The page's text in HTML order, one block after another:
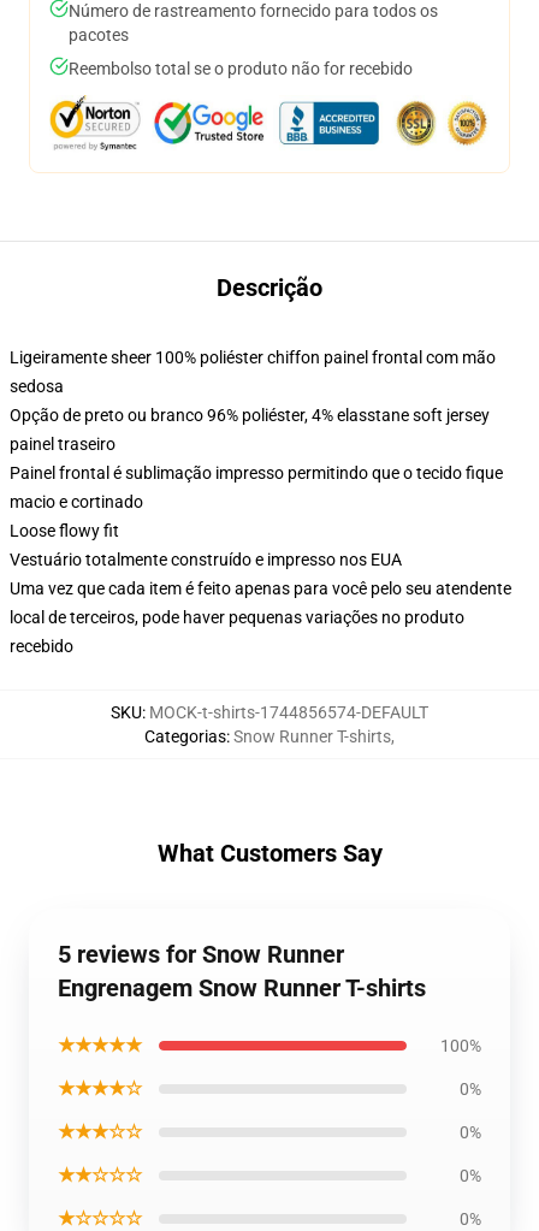
Número de rastreamento fornecido para todos os
pacotes
Reembolso total se o produto não for recebido
Descrição
Ligeiramente sheer 100% poliéster chiffon painel frontal com mão
sedosa
Opção de preto ou branco 96% poliéster, 4% elasstane soft jersey
painel traseiro
Painel frontal é sublimação impresso permitindo que o tecido fique
macio e cortinado
Loose flowy fit
Vestuário totalmente construído e impresso nos EUA
Uma vez que cada item é feito apenas para você pelo seu atendente
local de terceiros, pode haver pequenas variações no produto
recebido
SKU: MOCK-t-shirts-1744856574-DEFAULT
Categorias:Snow Runner T-shirts,
What Customers Say
5 reviews for Snow Runner
Engrenagem Snow Runner T-shirts
★★★★★ 100%
★★★★☆ 0%
★★★☆☆ 0%
★★☆☆☆ 0%
★☆☆☆☆ 0%